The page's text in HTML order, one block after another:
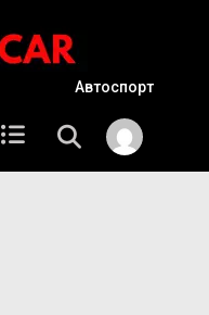
Автоспорт